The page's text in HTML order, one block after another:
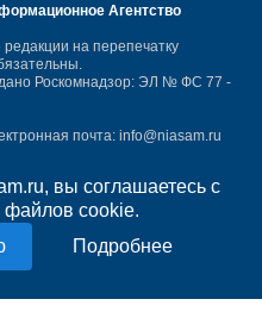
вы соглашаетесь с
файлов cookie.
Подробнее
Агентство
на перепечатку
Роскомнадзор: ЭЛ № ФС 77 -
почта: info@niasam.ru
данных